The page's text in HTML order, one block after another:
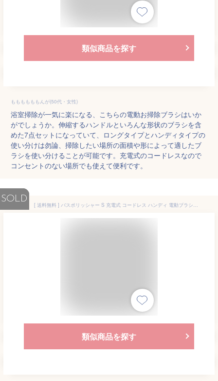
類似商品を探す
ももももももんが(50代・女性)
浴室掃除が一気に楽になる、こちらの電動お掃除ブラシはいか
がでしょうか。伸縮するハンドルといろんな形状のブラシを含
めた7点セットになっていて、ロングタイプとハンディタイプの
使い分けは勿論、掃除したい場所の面積や形によって適したブ
ラシを使い分けることが可能です。充電式のコードレスなので
コンセントのない場所でも使えて便利です。
SOLD
[ 送料無料 ] バスポリッシャー S 充電式 コードレス ハンディ 電動ブラシ お風呂掃除 バスブラシ 浴槽磨き 浴室 便利グッズ 大掃除 掃除用品
類似商品を探す